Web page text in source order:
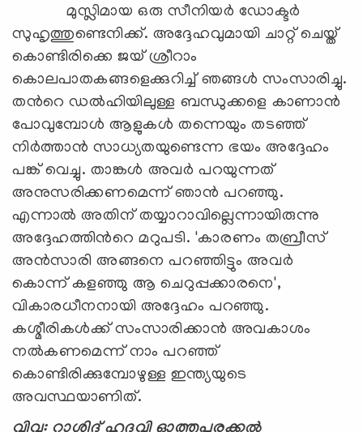
മുസ്ലിമായ ഒരു സീനിയര്‍ ഡോക്ടര്‍
സുഹൃത്തുണ്ടെനിക്ക്. അദ്ദേഹവുമായി ചാറ്റ് ചെയ്ത്
കൊണ്ടിരിക്കെ ജയ് ശ്രീറാം
കൊലപാതകങ്ങളെക്കുറിച്ച് ഞങ്ങള്‍ സംസാരിച്ചു.
തന്‍റെ ഡല്‍ഹിയിലുള്ള ബന്ധുക്കളെ കാണാന്‍
പോവുമ്പോള്‍ ആളുകള്‍ തന്നെയും തടഞ്ഞ്
നിര്‍ത്താന്‍ സാധ്യതയുണ്ടെന്ന ഭയം അദ്ദേഹം
പങ്ക് വെച്ചു. താങ്കള്‍ അവര്‍ പറയുന്നത്
അനുസരിക്കണമെന്ന് ഞാന്‍ പറഞ്ഞു.
എന്നാല്‍ അതിന് തയ്യാറാവില്ലെന്നായിരുന്നു
അദ്ദേഹത്തിന്‍റെ മറുപടി. 'കാരണം തബ്രീസ്
അന്‍സാരി അങ്ങനെ പറഞ്ഞിട്ടും അവര്‍
കൊന്ന് കളഞ്ഞു ആ ചെറുപ്പക്കാരനെ',
വികാരധീനനായി അദ്ദേഹം പറഞ്ഞു.
കശ്മീരികള്‍ക്ക് സംസാരിക്കാന്‍ അവകാശം
നല്‍കണമെന്ന് നാം പറഞ്ഞ്
കൊണ്ടിരിക്കുമ്പോഴുള്ള ഇന്ത്യയുടെ
അവസ്ഥയാണിത്.